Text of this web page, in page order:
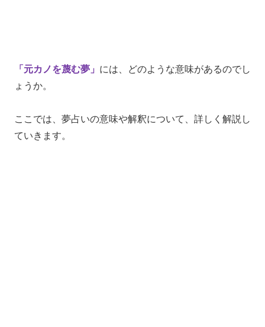
「元カノを蔑む夢」 には、どのような意味があるのでし
ょうか。
ここでは、夢占いの意味や解釈について、詳しく解説し
ていきます。